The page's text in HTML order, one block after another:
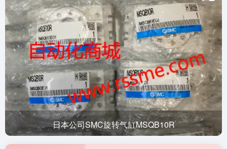
日本公司SMC旋转气缸MSQB10R